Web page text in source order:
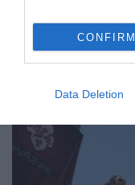
CONFIRM
Data Deletion